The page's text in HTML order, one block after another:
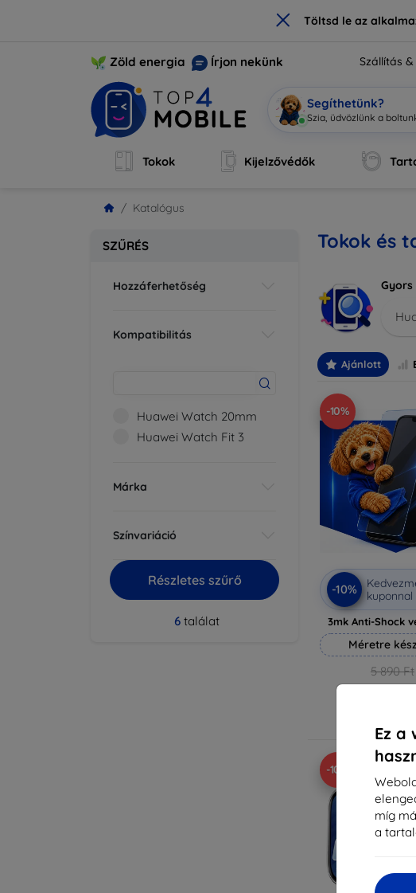
× Töltsd le az
Ez a
míg
a
Zöld energia Írjon nekünk Szállítás &
Segíthetünk?
Szia, üdvözlün|
Tokok Kijelzővédők
Katalógus
SZŰRÉS
Hozzáferhetőség
Kompatibilitás
Huawei Watch 20mm
Huawei Watch Fit 3
Márka
Színvariáció
Részletes szűrő
6találat
Tokok és
Gyors
Ajánlott
-10%
-10%
kuponnal
3mk Anti-Shock
Méretre
5 890 Ft
5 301
-10%